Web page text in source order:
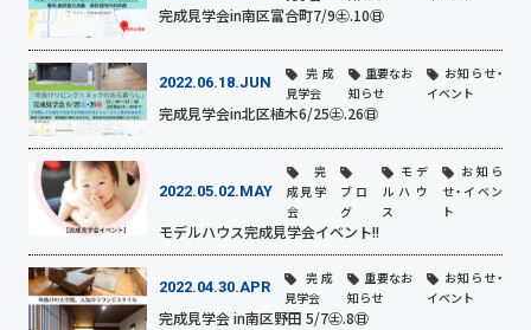
完成見学会in南区富合町7/9㊏.10㊐
2022.06.18.JUN
完成
見学会
重要なお
知らせ
お知らせ・
イベント
完成見学会in北区植木6/25㊏.26㊐
2022.05.02.MAY
完
成見学
会
ブロ
グ
モデ
ルハウ
ス
お知ら
せ・イベン
ト
モデルハウス完成見学会イベント!!
2022.04.30.APR
完成
見学会
重要なお
知らせ
お知らせ・
イベント
完成見学会 in南区野田 5/7㊏.8㊐